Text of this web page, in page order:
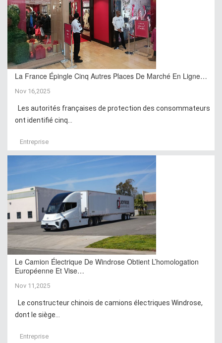
La France Épingle Cinq Autres Places De Marché En Ligne…
Nov 16,2025
Les autorités françaises de protection des consommateurs
ont identifié cinq...
Entreprise
Le Camion Électrique De Windrose Obtient L’homologation
Européenne Et Vise…
Nov 11,2025
Le constructeur chinois de camions électriques Windrose,
dont le siège...
Entreprise